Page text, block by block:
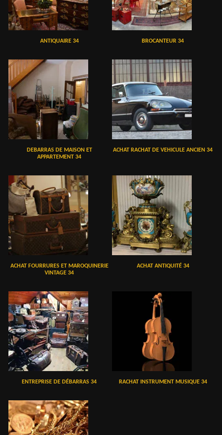
ANTIQUAIRE 34 BROCANTEUR 34
DEBARRAS DE MAISON ET
APPARTEMENT 34
ACHAT RACHAT DE VEHICULE ANCIEN 34
ACHAT FOURRURES ET MAROQUINERIE
VINTAGE 34
ACHAT ANTIQUITÉ 34
ENTREPRISE DE DÉBARRAS 34 RACHAT INSTRUMENT MUSIQUE 34